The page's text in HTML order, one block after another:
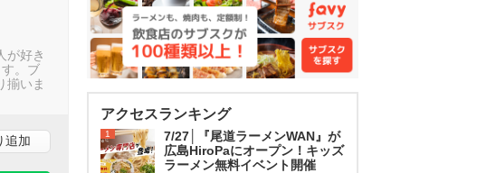
が好き
。ブ
揃いま
追加
アクセスランキング
1
7/27│『尾道ラーメンWAN』が
広島HiroPaにオープン！キッズ
ラーメン無料イベント開催